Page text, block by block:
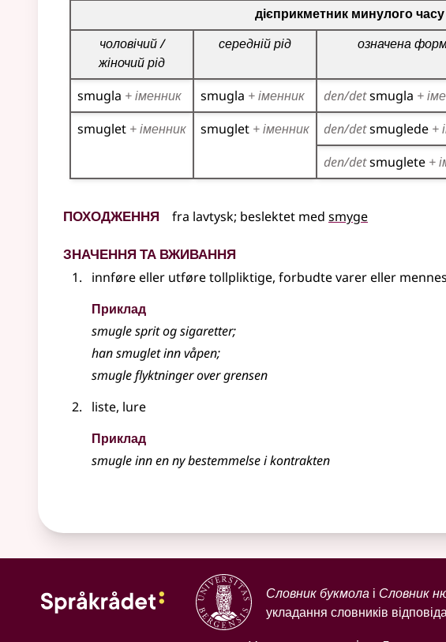
Таблиця відмінювання дієприкметників для цього дієслова
дієприкметник минулого часу
чоловічий /
жіночий рід
середній рід означена
smugla + іменник smugla + іменник den/detsmugla +
smuglet + іменник smuglet + іменник den/detsmuglede +
den/detsmuglete +
Походження fra lavtysk; beslektet med smyge
Значення та вживання
innføreeller utføre tollpliktige, forbudte varer eller
Приклад
smuglesprit og sigaretter;
han smuglet inn våpen;
smugleflyktninger over grensen
liste, lure
Приклад
smugleinn en ny bestemmelse i kontrakten
Словник букмола і Словник
укладання словників